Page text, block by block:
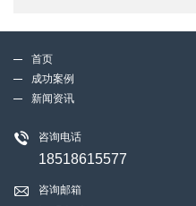
首页
成功案例
新闻资讯
咨询电话
18518615577
咨询邮箱